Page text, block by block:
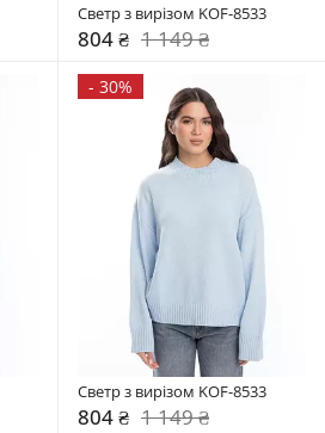
Светр з вирізом KOF-8533
804 ₴ 1 149 ₴
- 30%
Светр з вирізом KOF-8533
804 ₴ 1 149 ₴